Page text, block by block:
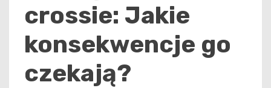
crossie: Jakie
konsekwencje go
czekają?